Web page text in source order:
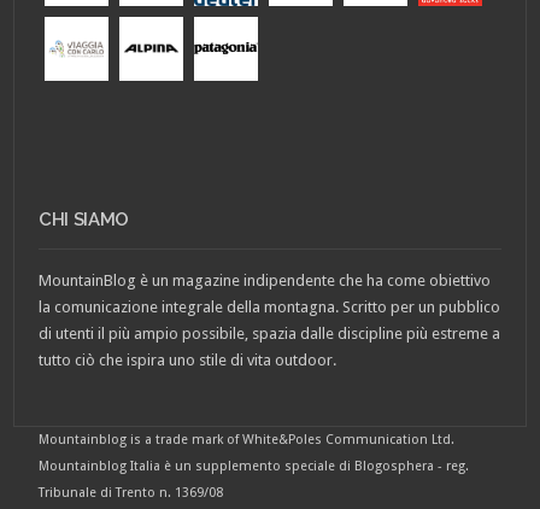
CHI SIAMO
MountainBlog è un magazine indipendente che ha come obiettivo
la comunicazione integrale della montagna. Scritto per un pubblico
di utenti il più ampio possibile, spazia dalle discipline più estreme a
tutto ciò che ispira uno stile di vita outdoor.
Mountainblog is a trade mark of White&Poles Communication Ltd.
Mountainblog Italia è un supplemento speciale di Blogosphera - reg.
Tribunale di Trento n. 1369/08